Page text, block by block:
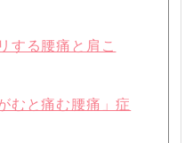
る腰痛と肩こ
と痛む腰痛」症